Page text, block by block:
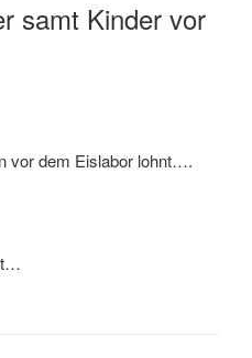
samt Kinder vor
vor dem Eislabor lohnt….